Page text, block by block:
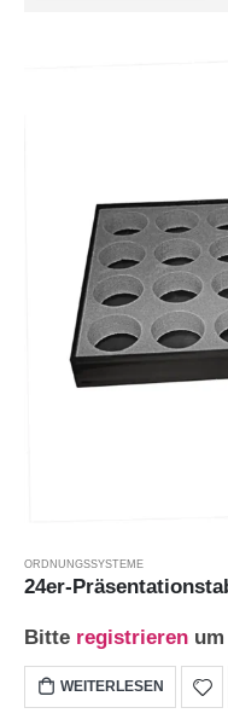
ORDNUNGSSYSTEME
24er-
Bitte registrieren
WEITERLESEN